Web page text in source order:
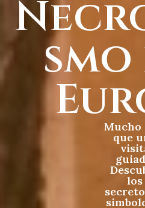
Mucho
que
los